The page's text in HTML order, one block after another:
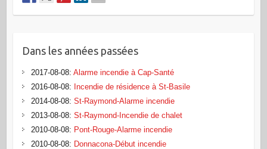
Dans les années passées
2017-08-08: Alarme incendie à Cap-Santé
2016-08-08: Incendie de résidence à St-Basile
2014-08-08: St-Raymond-Alarme incendie
2013-08-08: St-Raymond-Incendie de chalet
2010-08-08: Pont-Rouge-Alarme incendie
2010-08-08: Donnacona-Début incendie